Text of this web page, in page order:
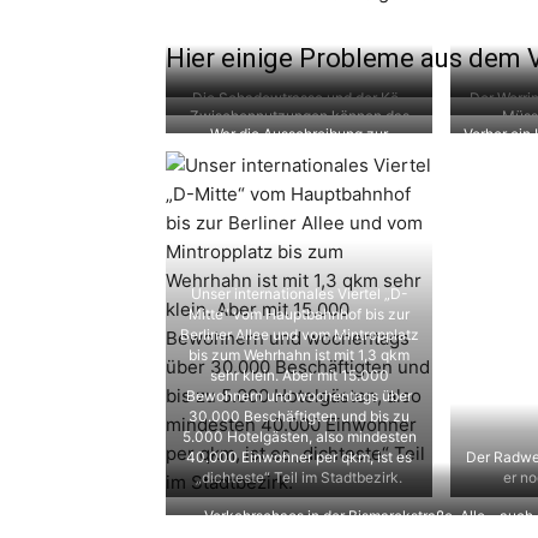
Hier einige Probleme aus dem
Die Schadowtrasse und der Kö-
Bogen 2 wird diese Einkaufsstrasse
verändern. Noch keine endgültigen
Vorschläge
Der
Zwischennutzungen können das
Viertel positiv verändern
War die Ausschreibung zur
Verbesserung des Vorplatzes eine
Albi-Veranstaltung zugunsten der
Bahn?
Vorher ein
Unser internationales Viertel „D-
Mitte“ vom Hauptbahnhof bis zur
Berliner Allee und vom Mintropplatz
bis zum Wehrhahn ist mit 1,3 qkm
sehr klein. Aber mit 15.000
Bewohnern und wochentags über
30.000 Beschäftigten und bis zu
5.000 Hotelgästen, also mindesten
40.000 Einwohner per qkm, ist es
„dichteste“ Teil im Stadtbezirk.
Der
er
Verkehrschaos in der Bismarckstraße. Alle –